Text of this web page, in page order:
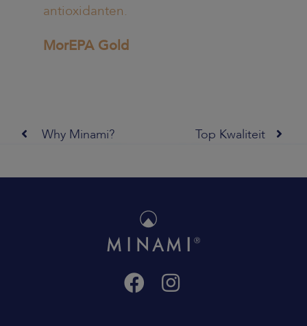
antioxidanten.
MorEPA Gold
Why Minami? Top Kwaliteit